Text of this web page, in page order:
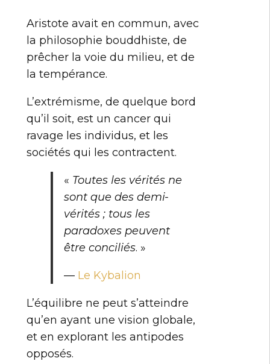
Aristote avait en commun, avec
la philosophie bouddhiste, de
prêcher la voie du milieu, et de
la tempérance.
L’extrémisme, de quelque bord
qu’il soit, est un cancer qui
ravage les individus, et les
sociétés qui les contractent.
« Toutes les vérités ne
sont que des demi-
vérités ; tous les
paradoxes peuvent
être conciliés. »
— Le Kybalion
L’équilibre ne peut s’atteindre
qu’en ayant une vision globale,
et en explorant les antipodes
opposés.